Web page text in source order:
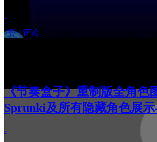
-
7赞·1评论
《节奏盒子》重制版全角色
Sprunki及所有隐藏角色展
-